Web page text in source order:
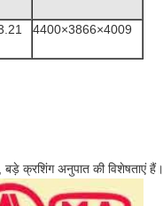
4400×3866×4009
क्रशिंग अनुपात की विशेषताएं हैं।